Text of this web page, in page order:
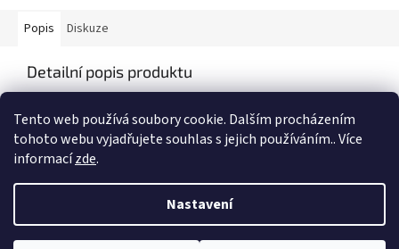
Tento web používá soubory cookie. Dalším procházením
tohoto webu vyjadřujete souhlas s jejich používáním.. Více
informacízde.
Nastavení
Popis Diskuze
Detailní popis produktu
Vytvořil Shoptet